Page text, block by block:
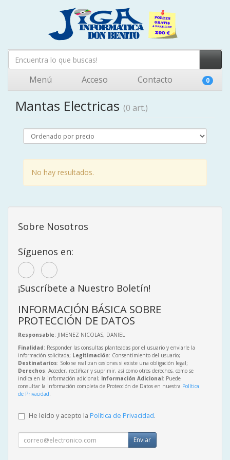
Menú Acceso Contacto 0
Mantas Electricas (0 art.)
No hay resultados.
Sobre Nosotros
Síguenos en:
¡Suscríbete a Nuestro Boletín!
INFORMACIÓN BÁSICA SOBRE
PROTECCIÓN DE DATOS
Responsable: JIMENEZ NICOLAS, DANIEL
Finalidad: Responder las consultas planteadas por el usuario y enviarle la
información solicitada; Legitimación: Consentimiento del usuario;
Destinatarios: Solo se realizan cesiones si existe una obligación legal;
Derechos: Acceder, rectificar y suprimir, así como otros derechos, como se
indica en la información adicional; Información Adicional: Puede
consultar la información completa de Protección de Datos en nuestra Política
de Privacidad.
He leído y acepto la Política de Privacidad.
Enviar